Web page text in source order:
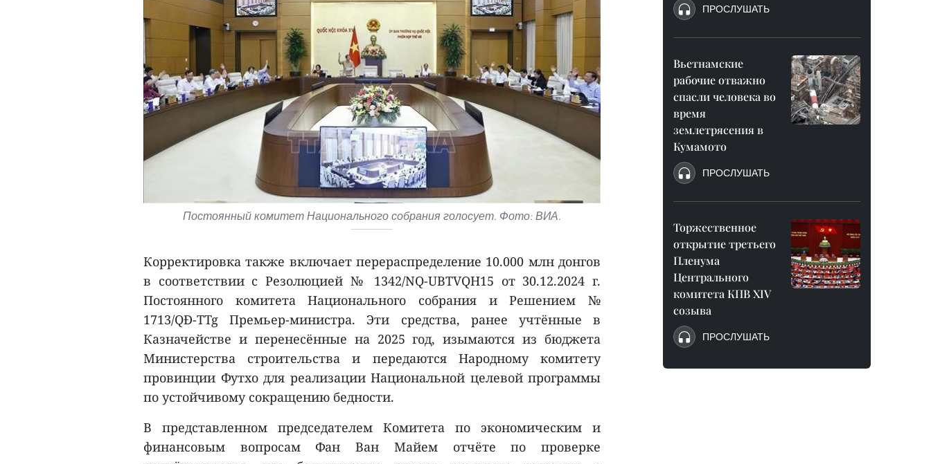
Постоянный комитет Национального собрания голосует. Фото: ВИА.
Корректировка также включает перераспределение 10.000 млн донгов
в соответствии с Резолюцией № 1342/NQ-UBTVQH15 от 30.12.2024 г.
Постоянного комитета Национального собрания и Решением №
1713/QĐ-TTg Премьер-министра. Эти средства, ранее учтённые в
Казначействе и перенесённые на 2025 год, изымаются из бюджета
Министерства строительства и передаются Народному комитету
провинции Футхо для реализации Национальной целевой программы
по устойчивому сокращению бедности.
В представленном председателем Комитета по экономическим и
финансовым вопросам Фан Ван Майем отчёте по проверке
ПРОСЛУШАТЬ
Вьетнамские
рабочие отважно
спасли человека во
время
землетрясения в
Кумамото
ПРОСЛУШАТЬ
Торжественное
открытие третьего
Пленума
Центрального
комитета КПВ XIV
созыва
ПРОСЛУШАТЬ